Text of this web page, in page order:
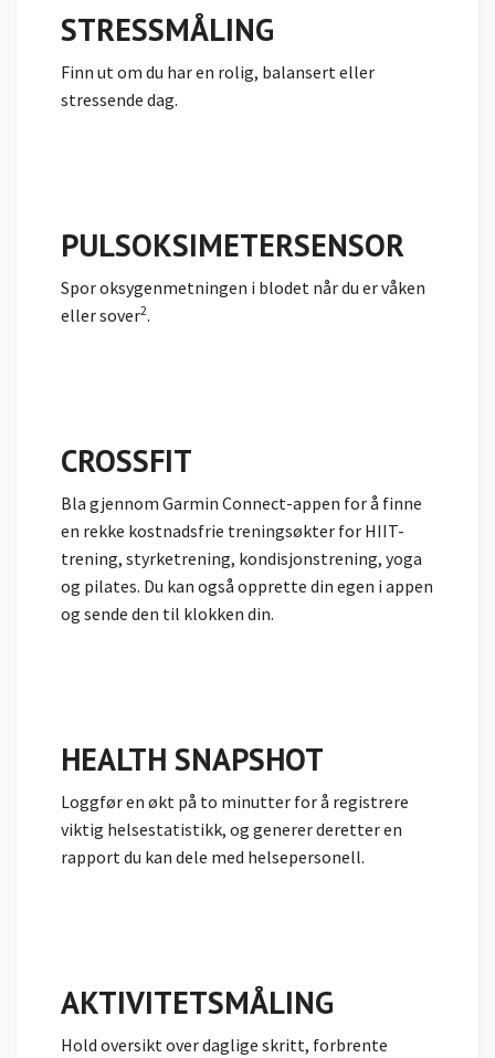
STRESSMÅLING
Finn ut om du har en rolig, balansert eller
stressende dag.
PULSOKSIMETER­SENSOR
Sporoksygenmetningen i blodet når du er våken
eller sover2.
CROSSFIT
Bla gjennom Garmin Connect-appen for å finne
en rekke kostnadsfrie treningsøkter for HIIT-
trening, styrketrening, kondisjonstrening, yoga
og pilates. Du kan også opprette din egen i appen
og sende den til klokken din.
HEALTH SNAPSHOT
Loggfør en økt på to minutter for å registrere
viktig helsestatistikk, og generer deretter en
rapport du kan dele med helsepersonell.
AKTIVITETSMÅLING
Hold oversikt over daglige skritt, forbrente